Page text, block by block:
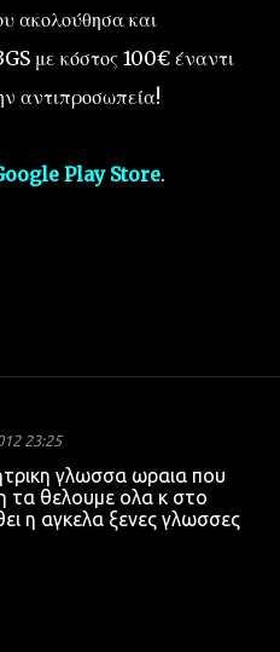
ακολούθησα και
με κόστος 100€ έναντι
αντιπροσωπεία!
Play Store.
23:25
γλωσσα ωραια που
τα θελουμε ολα κ στο
η αγκελα ξενες γλωσσες